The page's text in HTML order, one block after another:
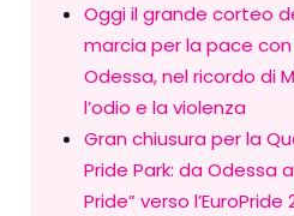
Oggi il grande corteo
marcia per la pace con
Odessa, nel ricordo di
l’odio e la violenza
Gran chiusura per la
Pride Park: da Odessa
Pride” verso l’EuroPride